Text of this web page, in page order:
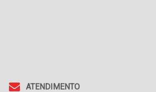
ATENDIMENTO